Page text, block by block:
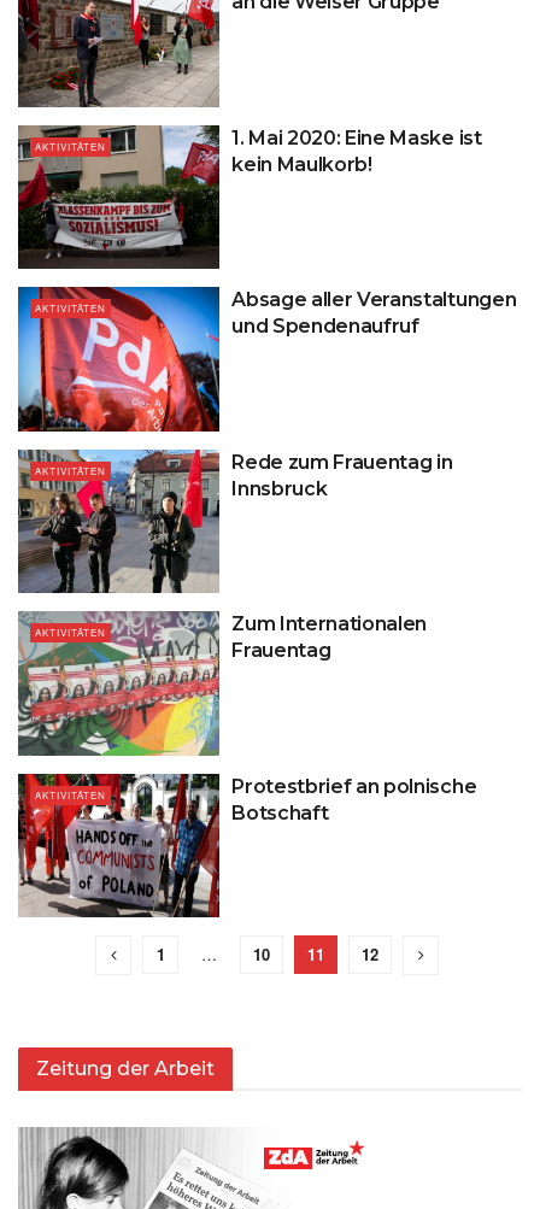
AKTIVITÄTEN
1. Mai 2020: Eine Maske ist
kein Maulkorb!
AKTIVITÄTEN
Absage aller Veranstaltungen
und Spendenaufruf
AKTIVITÄTEN
Rede zum Frauentag in
Innsbruck
AKTIVITÄTEN
Zum Internationalen
Frauentag
AKTIVITÄTEN
Protestbrief an polnische
Botschaft
1 … 10 11 12
Zeitung der Arbeit